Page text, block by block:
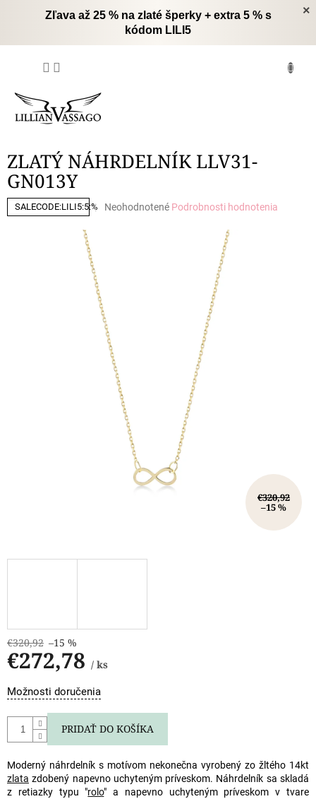
×
Zľava až 25 % na zlaté šperky + extra 5 % s
kódom LILI5
ZLATÝ NÁHRDELNÍK LLV31-
GN013Y
SALECODE:LILI5:5:%
Priemerné
Neohodnotené Podrobnosti hodnotenia
€320,92
–15 %
€320,92 –15 %
€272,78 / ks
Jednotková
cena:
Možnosti doručenia
PRIDAŤ DO KOŠÍKA
Moderný náhrdelník s motívom nekonečna vyrobený zo žltého 14kt
zlata zdobený napevno uchyteným príveskom. Náhrdelník sa skladá
z retiazky typu "rolo" a napevno uchyteným príveskom v tvare